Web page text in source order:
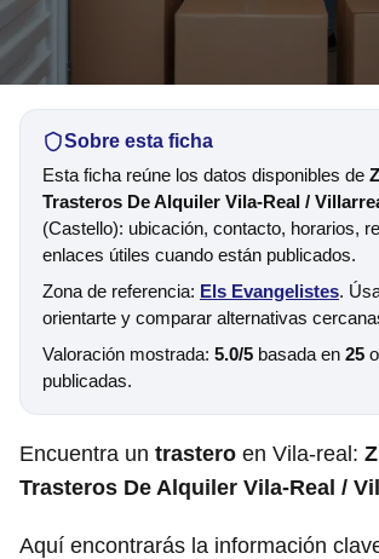
Sobre esta ficha
Esta ficha reúne los datos disponibles de
Trasteros De Alquiler Vila-Real /
(Castello): ubicación, contacto, horarios,
enlaces útiles cuando están publicados.
Zona de referencia: Els Evangelistes.
orientarte y comparar alternativas
Valoración mostrada: 5.0/5 basada en 25
publicadas.
Encuentra un trastero en Vila-real:
Trasteros De Alquiler Vila-Real /
Aquí encontrarás la información